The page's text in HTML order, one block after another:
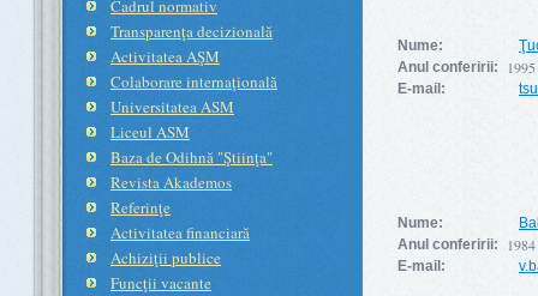
Cadrul normativ
Transparenţa decizională
Activitatea AŞM
Colaborare internaţională
Universitatea ASM
Liceul ASM
Baza de Odihnă "Ştiinţa"
Revista Akademos
Referinţe
Activitatea financiară
Achiziţii publice
Funcţii vacante
Nume:
Anul conferirii:
1995
E-mail:
Nume:
Anul conferirii:
1984
E-mail: